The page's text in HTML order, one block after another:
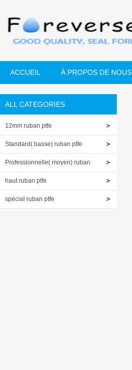
ACCUEIL À PROPOS DE NOUS
ALL CATEGORIES
12mm ruban ptfe
Standard( basse) ruban ptfe
Professionnelle( moyen) ruban
ptfehaut ruban ptfe
spécial ruban ptfe